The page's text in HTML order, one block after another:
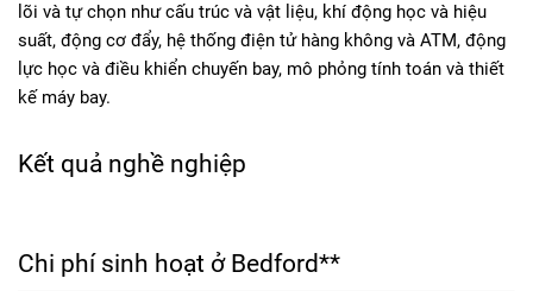
lõi và tự chọn như cấu trúc và vật liệu, khí động học và hiệu
suất, động cơ đẩy, hệ thống điện tử hàng không và ATM, động
lực học và điều khiển chuyến bay, mô phỏng tính toán và thiết
kế máy bay.
Kết quả nghề nghiệp
Chi phí sinh hoạt ở Bedford**